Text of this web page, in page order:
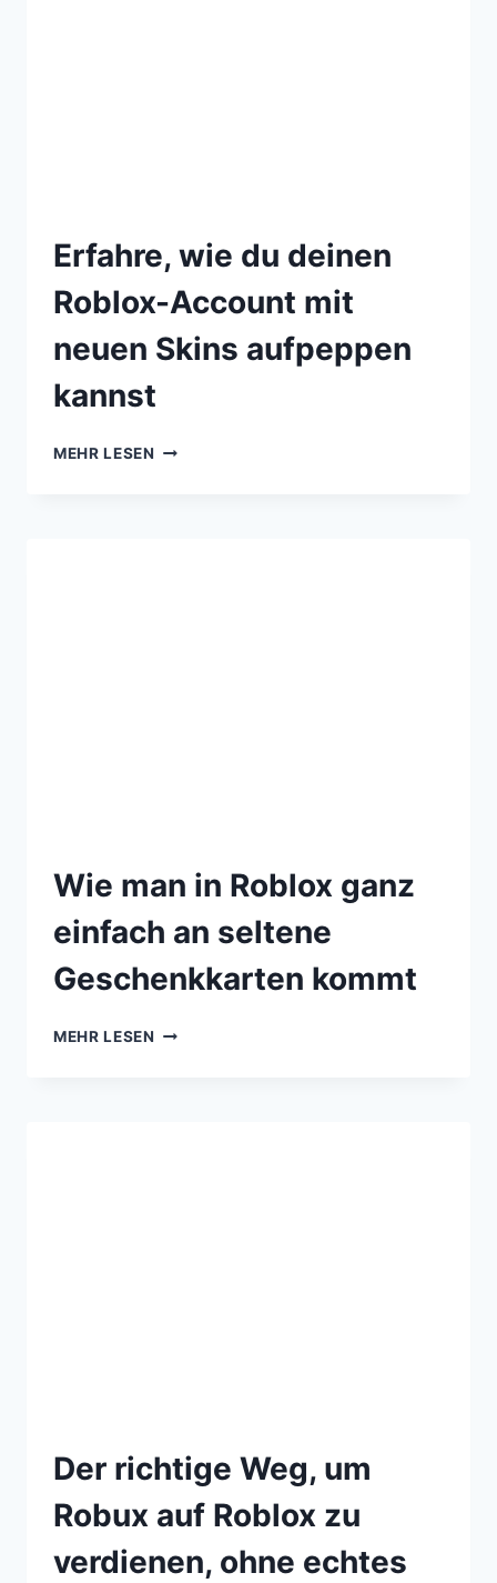
Erfahre, wie du deinen
Roblox-Account mit
neuen Skins aufpeppen
kannst
MEHR LESEN
Wie man in Roblox ganz
einfach an seltene
Geschenkkarten kommt
MEHR LESEN
Der richtige Weg, um
Robux auf Roblox zu
verdienen, ohne echtes